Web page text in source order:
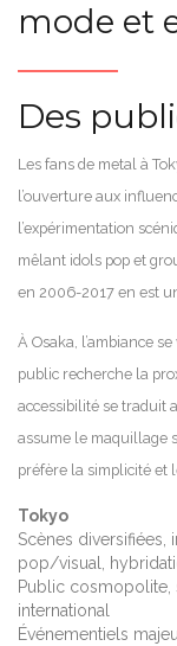
mode et
Des
Les fans de metal à
l’ouverture aux
l’expérimentation
mêlant idols pop et
en 2006-2017 en est
À Osaka, l’ambiance
public recherche la
accessibilité se traduit
assume le maquillage
préfère la simplicité et
Tokyo
Scènes diversifiées,
pop/visual,
Public cosmopolite,
international
Événementiels